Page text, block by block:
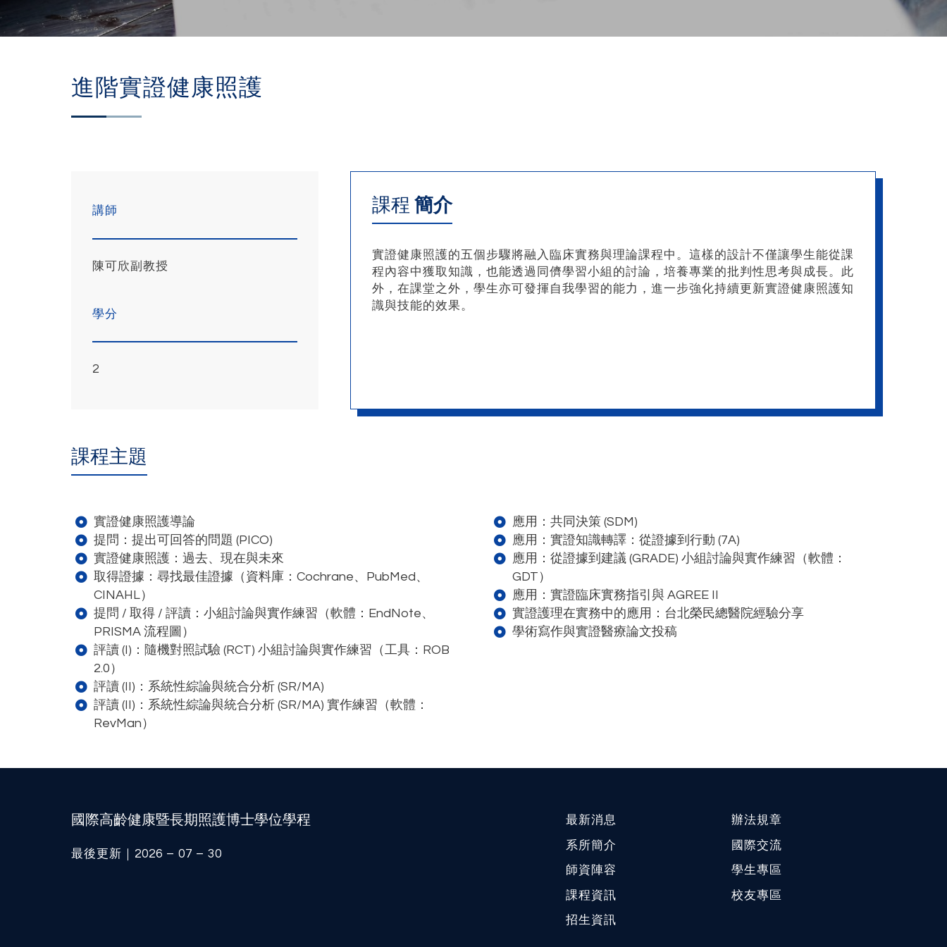
進階實證健康照護
講師
陳可欣副教授
學分
2
課程 簡介
實證健康照護的五個步驟將融入臨床實務與理論課程中。這樣的設計不僅讓學生能從課
程內容中獲取知識，也能透過同儕學習小組的討論，培養專業的批判性思考與成長。此
外，在課堂之外，學生亦可發揮自我學習的能力，進一步強化持續更新實證健康照護知
識與技能的效果。
課程主題
實證健康照護導論
提問：提出可回答的問題 (PICO)
實證健康照護：過去、現在與未來
取得證據：尋找最佳證據（資料庫：Cochrane、PubMed、
CINAHL）
提問 / 取得 / 評讀：小組討論與實作練習（軟體：EndNote、
PRISMA 流程圖）
評讀 (I)：隨機對照試驗 (RCT) 小組討論與實作練習（工具：ROB
2.0）
評讀 (II)：系統性綜論與統合分析 (SR/MA)
評讀 (II)：系統性綜論與統合分析 (SR/MA) 實作練習（軟體：
RevMan）
應用：共同決策 (SDM)
應用：實證知識轉譯：從證據到行動 (7A)
應用：從證據到建議 (GRADE) 小組討論與實作練習（軟體：
GDT）
應用：實證臨床實務指引與 AGREE II
實證護理在實務中的應用：台北榮民總醫院經驗分享
學術寫作與實證醫療論文投稿
國際高齡健康暨長期照護博士學位學程
最後更新｜2026 – 07 – 30
最新消息
系所簡介
師資陣容
課程資訊
招生資訊
辦法規章
國際交流
學生專區
校友專區